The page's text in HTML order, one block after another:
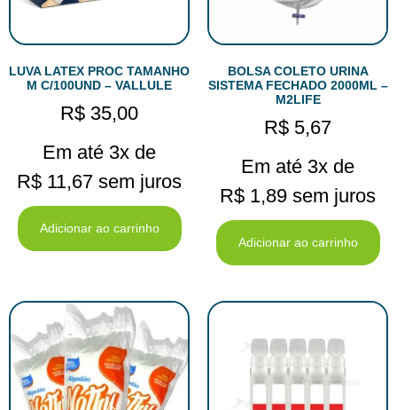
LUVA LATEX PROC TAMANHO
M C/100UND – VALLULE
R$ 35,00
Em até 3x de
R$ 11,67 sem juros
Adicionar ao carrinho
BOLSA COLETO URINA
SISTEMA FECHADO 2000ML –
M2LIFE
R$ 5,67
Em até 3x de
R$ 1,89 sem juros
Adicionar ao carrinho